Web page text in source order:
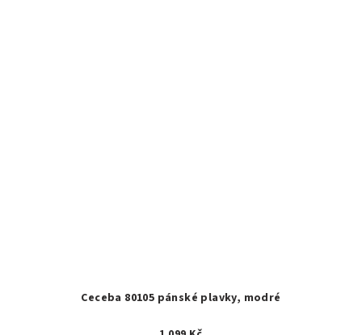
Ceceba 80105 pánské plavky, modré